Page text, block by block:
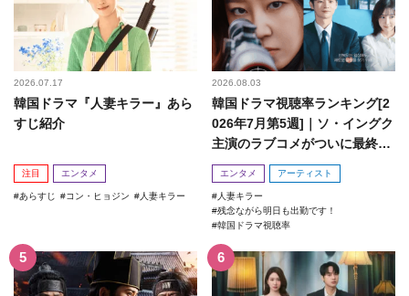
2026.07.17
韓国ドラマ『人妻キラー』あら
すじ紹介
注目 エンタメ
あらすじ コン・ヒョジン 人妻キラー
2026.08.03
韓国ドラマ視聴率ランキング[2
026年7月第5週]｜ソ・イングク
主演のラブコメがついに最終
回！
エンタメ アーティスト
人妻キラー
残念ながら明日も出勤です！
韓国ドラマ視聴率